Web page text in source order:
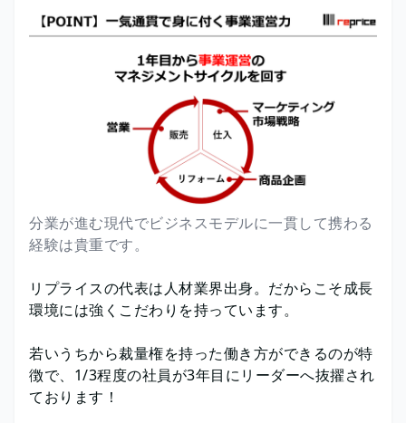
分業が進む現代でビジネスモデルに一貫して携わる
経験は貴重です。
リプライスの代表は人材業界出身。だからこそ成長
環境には強くこだわりを持っています。
若いうちから裁量権を持った働き方ができるのが特
徴で、1/3程度の社員が3年目にリーダーへ抜擢され
ております！